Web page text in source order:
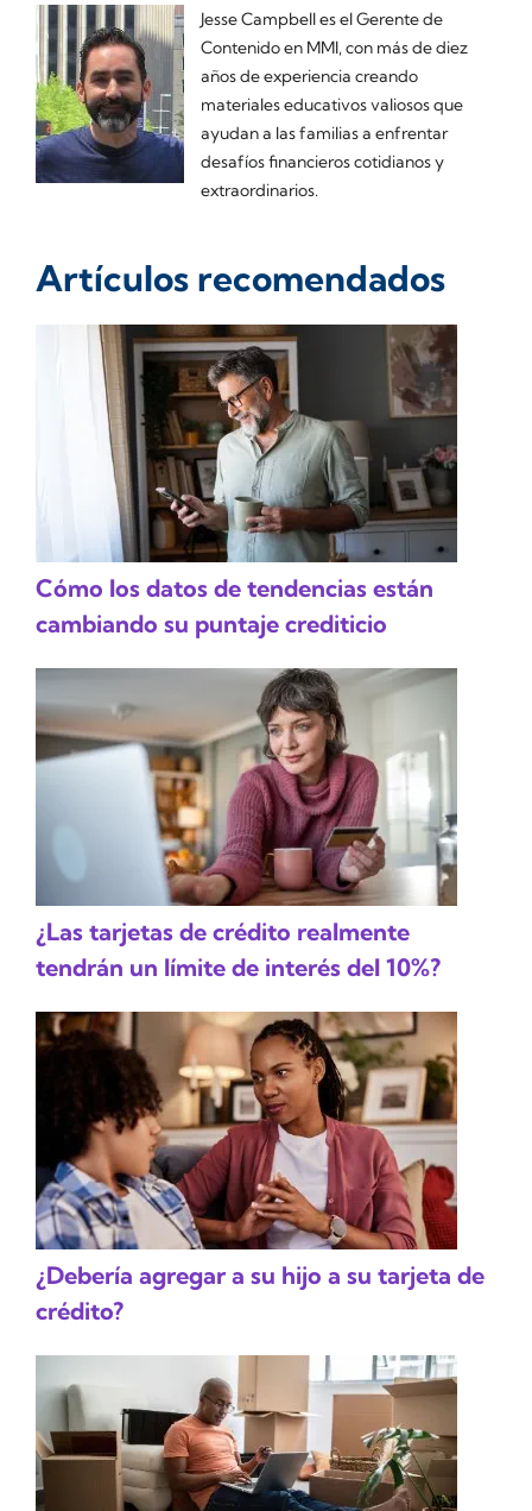
Jesse Campbell es el Gerente de
Contenido en MMI, con más de diez
años de experiencia creando
materiales educativos valiosos que
ayudan a las familias a enfrentar
desafíos financieros cotidianos y
extraordinarios.
Artículos recomendados
Cómo los datos de tendencias están
cambiando su puntaje crediticio
¿Las tarjetas de crédito realmente
tendrán un límite de interés del 10%?
¿Debería agregar a su hijo a su tarjeta de
crédito?